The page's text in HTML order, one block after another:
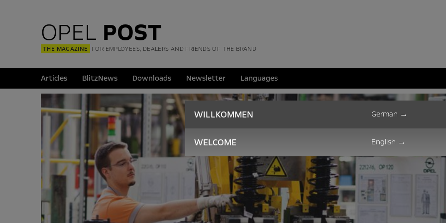
OPEL POST
THE MAGAZINE FOR EMPLOYEES, DEALERS AND FRIENDS OF THE BRAND
Articles BlitzNews Downloads Newsletter Languages
WILLKOMMEN German →
WELCOME English →